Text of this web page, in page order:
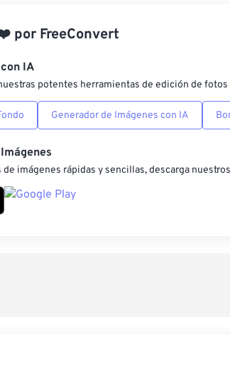
por FreeConvert
IA
potentes herramientas de edición de fotos
Generador de Imágenes con IA
de imágenes rápidas y sencillas, descarga